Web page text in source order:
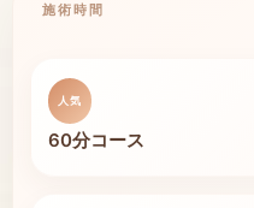
施術時間
人気
60分コース